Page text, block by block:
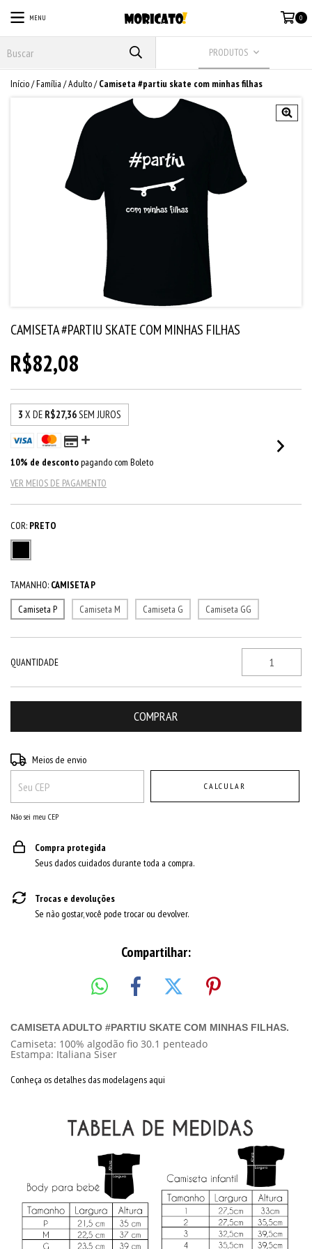
MENU 0
PRODUTOS
Início/Família /Adulto/ Camiseta #partiu skate com minhas filhas
CAMISETA #PARTIU SKATE COM MINHAS FILHAS
R$82,08
3 X DE R$27,36SEM JUROS
10% de descontopagando com Boleto
VER MEIOS DE PAGAMENTO
COR: PRETO
TAMANHO: CAMISETA P
Camiseta P
Camiseta M Camiseta G Camiseta GG
QUANTIDADE
Entregas para o CEP:
Meios de envio
CALCULAR
Não sei meu CEP
Compra protegida
Seus dados cuidados durante toda a compra.
Trocas e devoluções
Se não gostar, você pode trocar ou devolver.
Compartilhar:
CAMISETA ADULTO #PARTIU SKATE COM MINHAS FILHAS.
Camiseta: 100% algodão fio 30.1 penteado
Estampa: Italiana Siser
Conheça os detalhes das modelagens aqui